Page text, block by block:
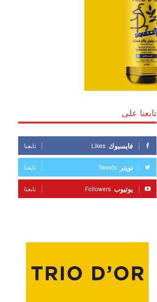
تابعنا على
فايسبوك Likes تابعنا
تويتر Tweets تابعنا
يوتيوب Followers تابعنا